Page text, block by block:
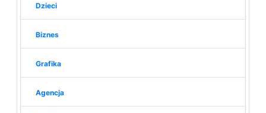
Dzieci
Biznes
Grafika
Agencja